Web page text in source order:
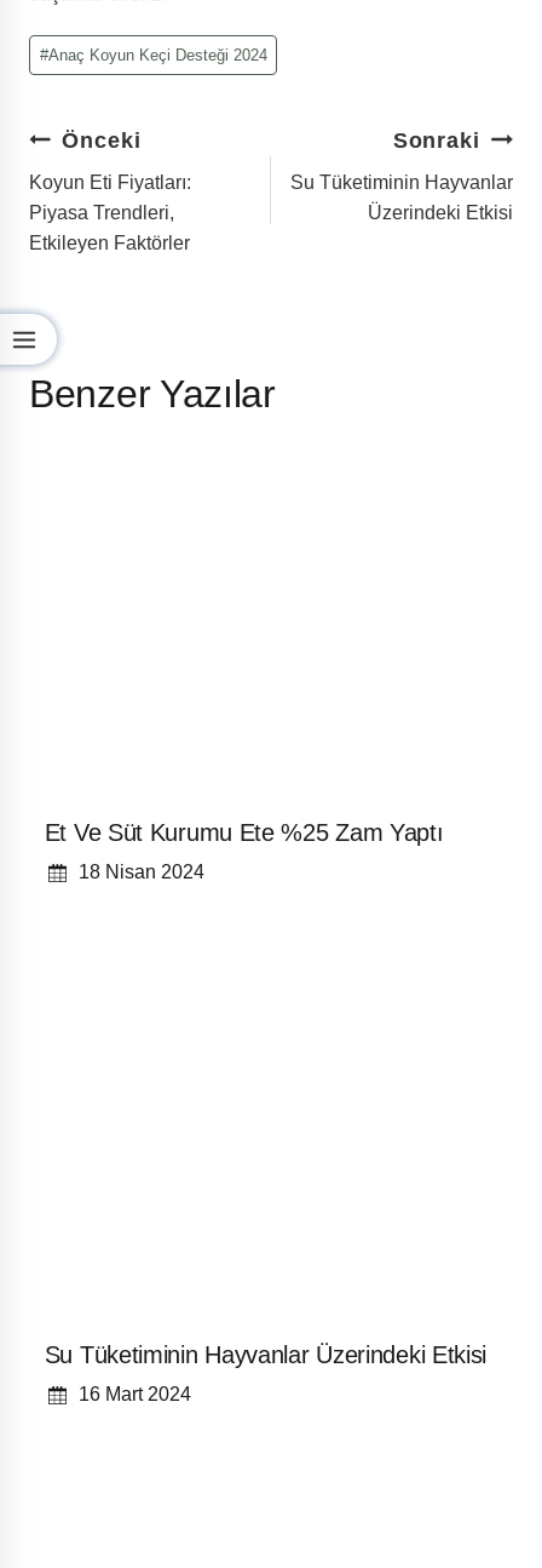
Post
Tags:
#Anaç Koyun Keçi Desteği 2024
Yazı
Gezinmesi
Önceki
Koyun Eti Fiyatları:
Piyasa Trendleri,
Etkileyen Faktörler
Sonraki
Su Tüketiminin Hayvanlar
Üzerindeki Etkisi
Benzer Yazılar
Et Ve Süt Kurumu Ete %25 Zam Yaptı
18 Nisan 2024
Su Tüketiminin Hayvanlar Üzerindeki Etkisi
16 Mart 2024